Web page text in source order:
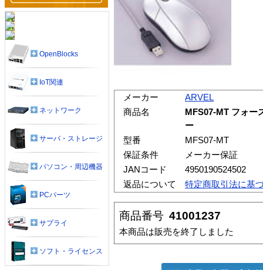
メーカー
ARVEL
商品名
MFS07-MT フォー
ー
型番
MFS07-MT
保証条件
メーカー保証
JANコード
4950190524502
返品について
特定商取引法に基
商品番号 41001237
本商品は販売を終了しました
OpenBlocks
IoT関連
ネットワーク
サーバ・ストレージ
パソコン・周辺機器
PCパーツ
サプライ
ソフト・ライセンス